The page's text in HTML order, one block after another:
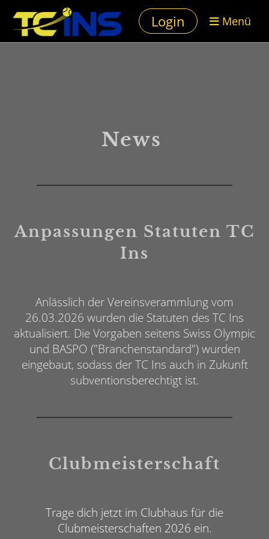
Login Menü
News
Anpassungen Statuten TC
Ins
Anlässlich der Vereinsverammlung vom
26.03.2026 wurden die Statuten des TC Ins
aktualisiert. Die Vorgaben seitens Swiss Olympic
und BASPO ("Branchenstandard") wurden
eingebaut, sodass der TC Ins auch in Zukunft
subventionsberechtigt ist.
Clubmeisterschaft
Trage dich jetzt im Clubhaus für die
Clubmeisterschaften 2026 ein.